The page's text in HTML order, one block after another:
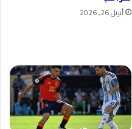
أبريل 26, 2026